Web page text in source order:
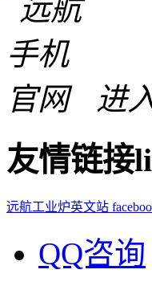
进
友情链接
远航工业炉英文站
QQ咨询